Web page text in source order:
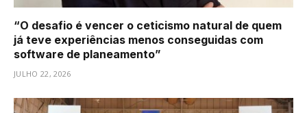
“O desafio é vencer o ceticismo natural de quem
já teve experiências menos conseguidas com
software de planeamento”
JULHO 22, 2026